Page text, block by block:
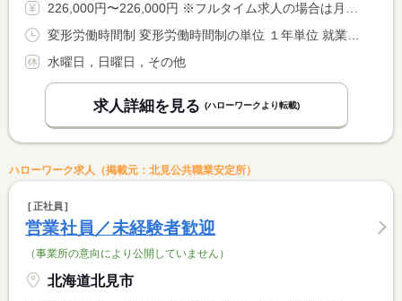
226,000円〜226,000円 ※フルタイム求人の場合は月額（換算額）、パート求人の場合は時間額を表示しています。
水曜日，日曜日，その他
求人詳細を見る (ハローワークより転載)
ハローワーク求人（掲載元：北見公共職業安定所）
正社員
営業社員／未経験者歓迎
（事業所の意向により公開していません）
北海道北見市